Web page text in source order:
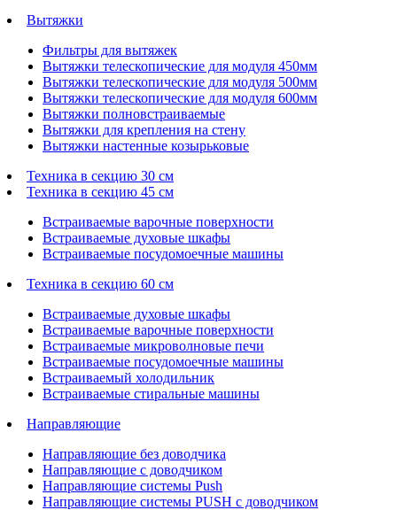
Вытяжки
Фильтры для вытяжек
Вытяжки телескопические для модуля 450мм
Вытяжки телескопические для модуля 500мм
Вытяжки телескопические для модуля 600мм
Вытяжки полновстраиваемые
Вытяжки для крепления на стену
Вытяжки настенные козырьковые
Техника в секцию 30 см
Техника в секцию 45 см
Встраиваемые варочные поверхности
Встраиваемые духовые шкафы
Встраиваемые посудомоечные машины
Техника в секцию 60 см
Встраиваемые духовые шкафы
Встраиваемые варочные поверхности
Встраиваемые микроволновые печи
Встраиваемые посудомоечные машины
Встраиваемый холодильник
Встраиваемые стиральные машины
Направляющие
Направляющие без доводчика
Направляющие с доводчиком
Направляющие системы Push
Направляющие системы PUSH с доводчиком